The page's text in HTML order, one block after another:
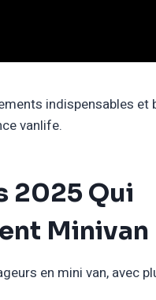
indispensables
vanlife.
2025 Qui
Minivan
en mini van, avec